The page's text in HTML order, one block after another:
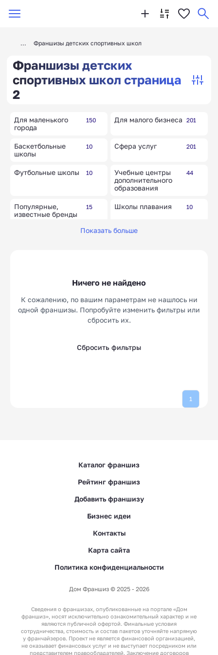
Франшизы детских спортивных школ
Франшизы детских
спортивных школ страница
2
Для маленького
города
150 Для малого бизнеса 201
Баскетбольные
школы
10 Сфера услуг 201
Футбольные школы 10
Учебные центры
дополнительного
образования
44
Популярные,
известные бренды
15 Школы плавания 10
10
Модельные школы/
Школы рисования Детские лагеря
Робототехника 10
Показать больше
Ничего не найдено
К сожалению, по вашим параметрам не нашлось ни
одной франшизы. Попробуйте изменить фильтры или
сбросить их.
Сбросить фильтры
1
Каталог франшиз
Рейтинг франшиз
Добавить франшизу
Бизнес идеи
Контакты
Карта сайта
Политика конфиденциальности
Дом Франшиз © 2025 - 2026